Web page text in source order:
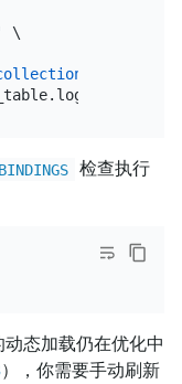
\
检查执行
态加载仍在优化中
），你需要手动刷新